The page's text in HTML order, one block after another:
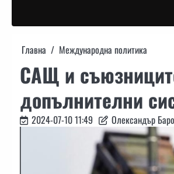
Главна Международна политика
САЩ и
допълнителни
2024-07-10 11:49 Олександър